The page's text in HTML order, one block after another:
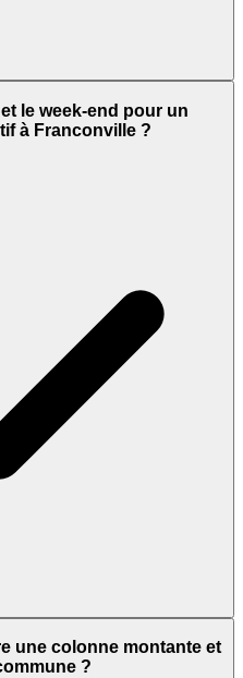
le week-end pour un
à Franconville ?
une colonne montante et
?